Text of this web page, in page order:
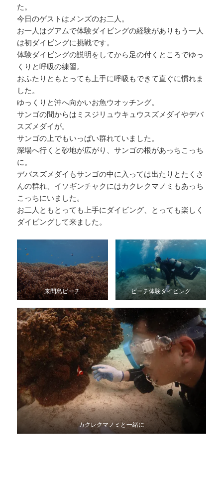
た。
今日のゲストはメンズのお二人。
お一人はグアムで体験ダイビングの経験がありもう一人
は初ダイビングに挑戦です。
体験ダイビングの説明をしてから足の付くところでゆっ
くりと呼吸の練習。
おふたりともとっても上手に呼吸もできて直ぐに慣れま
した。
ゆっくりと沖へ向かいお魚ウオッチング。
サンゴの間からはミスジリュウキュウスズメダイやデバ
スズメダイが。
サンゴの上でもいっぱい群れていました。
深場へ行くと砂地が広がり、サンゴの根があっちこっち
に。
デバスズメダイもサンゴの中に入っては出たりとたくさ
んの群れ、イソギンチャクにはカクレクマノミもあっち
こっちにいました。
お二人ともとっても上手にダイビング、とっても楽しく
ダイビングして来ました。
来間島ビーチ ビーチ体験ダイビング
カクレクマノミと一緒に